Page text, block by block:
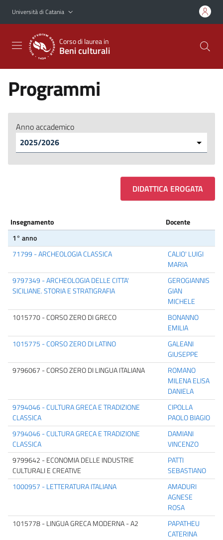
Vai al contenuto principale
Vai al menu di navigazione
Università di Catania
Corso di laurea in
Beni culturali
Programmi
Anno accademico
DIDATTICA EROGATA
Insegnamento
Docente
1° anno
71799 - ARCHEOLOGIA CLASSICA
CALIO' LUIGI
MARIA
9797349 - ARCHEOLOGIA DELLE CITTA'
SICILIANE. STORIA E STRATIGRAFIA
GEROGIANNIS
GIAN
MICHELE
1015770 - CORSO ZERO DI GRECO
BONANNO
EMILIA
1015775 - CORSO ZERO DI LATINO
GALEANI
GIUSEPPE
9796067 - CORSO ZERO DI LINGUA ITALIANA
ROMANO
MILENA ELISA
DANIELA
9794046 - CULTURA GRECA E TRADIZIONE
CLASSICA
CIPOLLA
PAOLO BIAGIO
9794046 - CULTURA GRECA E TRADIZIONE
CLASSICA
DAMIANI
VINCENZO
9799642 - ECONOMIA DELLE INDUSTRIE
CULTURALI E CREATIVE
PATTI
SEBASTIANO
1000957 - LETTERATURA ITALIANA
AMADURI
AGNESE
ROSA
1015778 - LINGUA GRECA MODERNA - A2
PAPATHEU
CATERINA